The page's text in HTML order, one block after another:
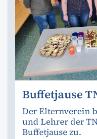
Buffetjause
Der Elternverein
und Lehrer der
Buffetjause zu.